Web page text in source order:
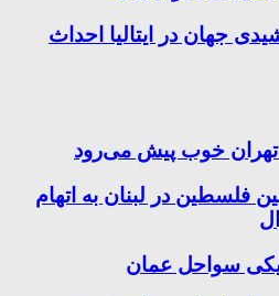
جهان در ایتالیا احداث
تهران خوب پیش می‌رود
فلسطین در لبنان به اتهام
سواحل عمان